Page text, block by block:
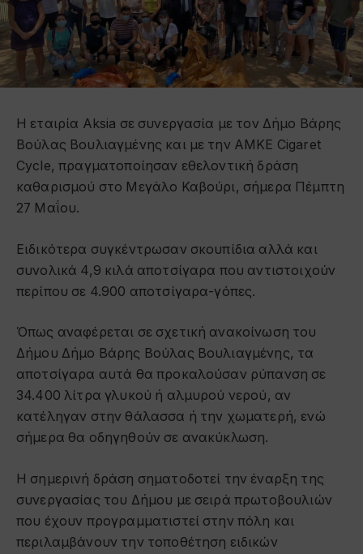
Η εταιρία Aksia σε συνεργασία με τον Δήμο Βάρης
Βούλας Βουλιαγμένης και με την ΑΜΚΕ Cigaret
Cycle, πραγματοποίησαν εθελοντική δράση
καθαρισμού στο Μεγάλο Καβούρι, σήμερα Πέμπτη
27 Μαΐου.
Ειδικότερα συγκέντρωσαν σκουπίδια αλλά και
συνολικά 4,9 κιλά αποτσίγαρα που αντιστοιχούν
περίπου σε 4.900 αποτσίγαρα-γόπες.
Όπως αναφέρεται σε σχετική ανακοίνωση του
Δήμου Δήμο Βάρης Βούλας Βουλιαγμένης, τα
αποτσίγαρα αυτά θα προκαλούσαν ρύπανση σε
34.400 λίτρα γλυκού ή αλμυρού νερού, αν
κατέληγαν στην θάλασσα ή την χωματερή, ενώ
σήμερα θα οδηγηθούν σε ανακύκλωση.
Η σημερινή δράση σηματοδοτεί την έναρξη της
συνεργασίας του Δήμου με σειρά πρωτοβουλιών
που έχουν προγραμματιστεί στην πόλη και
περιλαμβάνουν την τοποθέτηση ειδικών